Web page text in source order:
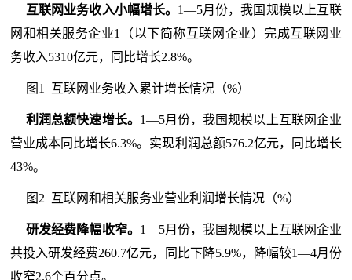
互联网业务收入小幅增长。 1—5月份，我国规模以上互联
网和相关服务企业1（以下简称互联网企业）完成互联网业
务收入5310亿元，同比增长2.8%。
图1 互联网业务收入累计增长情况（%）
利润总额快速增长。 1—5月份，我国规模以上互联网企业
营业成本同比增长6.3%。实现利润总额576.2亿元，同比增长
43%。
图2 互联网和相关服务业营业利润增长情况（%）
研发经费降幅收窄。 1—5月份，我国规模以上互联网企业
共投入研发经费260.7亿元，同比下降5.9%，降幅较1—4月份
收窄2.6个百分点。